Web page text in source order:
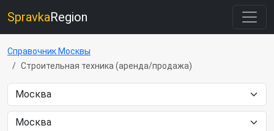
SpravkaRegion
Справочник Москвы
Строительная техника (аренда/продажа)